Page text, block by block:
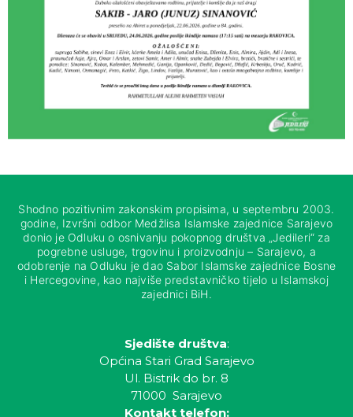
Shodno pozitivnim zakonskim propisima, u septembru 2003.
godine, Izvršni odbor Medžlisa Islamske zajednice Sarajevo
donio je Odluku o osnivanju pokopnog društva „Jedileri“ za
pogrebne usluge, trgovinu i proizvodnju – Sarajevo, a
odobrenje na Odluku je dao Sabor Islamske zajednice Bosne
i Hercegovine, kao najviše predstavničko tijelo u Islamskoj
zajednici BiH.
Sjedište društva:
Općina Stari Grad Sarajevo
Ul. Bistrik do br. 8
71000 Sarajevo
Kontakt telefon: